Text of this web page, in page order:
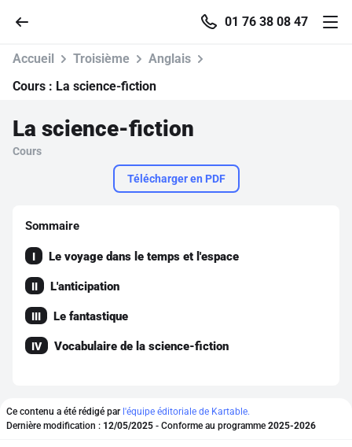
01 76 38 08 47
Accueil
Se connecter
Accueil Troisième
Anglais
Cours : La science-fiction
La science-fiction
Cours
Télécharger en PDF
Sommaire
I Le voyage dans le temps et l'espace
II L'anticipation
III Le fantastique
IV Vocabulaire de la science-fiction
Ce contenu a été rédigé par l'équipe éditoriale de Kartable.
Dernière modification : 12/05/2025 - Conforme au programme 2025-2026